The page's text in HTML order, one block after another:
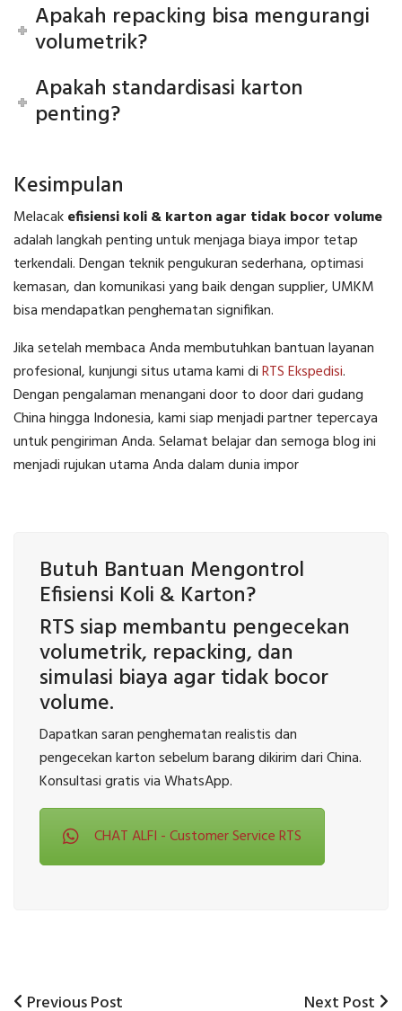
Apakah repacking bisa mengurangi
volumetrik?
Apakah standardisasi karton
penting?
Kesimpulan
Melacakefisiensi koli & karton agar tidak bocor volume
adalah langkah penting untuk menjaga biaya impor tetap
terkendali. Dengan teknik pengukuran sederhana, optimasi
kemasan, dan komunikasi yang baik dengan supplier, UMKM
bisa mendapatkan penghematan signifikan.
Jika setelah membaca Anda membutuhkan bantuan layanan
profesional, kunjungi situs utama kami diRTS Ekspedisi.
Dengan pengalaman menangani door to door dari gudang
China hingga Indonesia, kami siap menjadi partner tepercaya
untuk pengiriman Anda. Selamat belajar dan semoga blog ini
menjadi rujukan utama Anda dalam dunia impor
Butuh Bantuan Mengontrol
Efisiensi Koli & Karton?
RTS siap membantu pengecekan
volumetrik, repacking, dan
simulasi biaya agar tidak bocor
volume.
Dapatkan saran penghematan realistis dan
pengecekan karton sebelum barang dikirim dari China.
Konsultasi gratis via WhatsApp.
CHAT ALFI - Customer Service RTS
Previous
Previous Post Next
Next Post